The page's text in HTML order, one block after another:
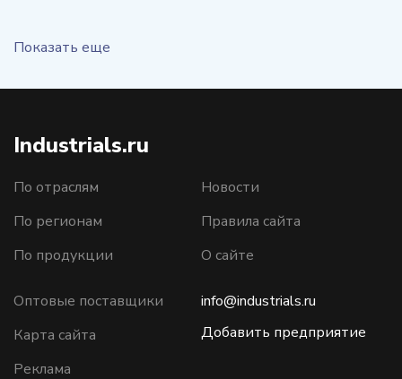
Показать еще
Industrials.ru
По отраслям
По регионам
По продукции
Новости
Правила сайта
О сайте
Оптовые поставщики
Карта сайта
Реклама
info@industrials.ru
Добавить предприятие